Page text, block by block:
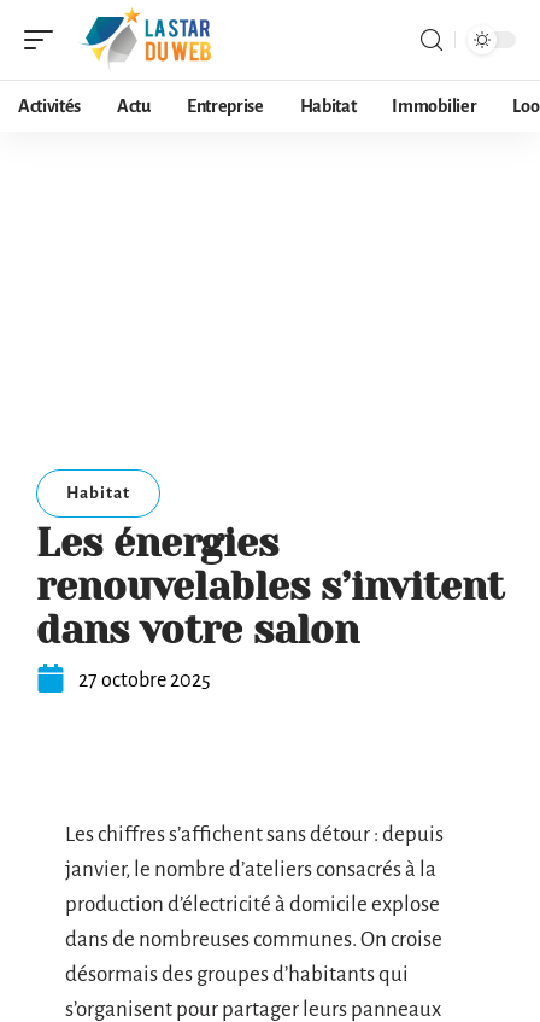
Activités Actu Entreprise Habitat Immobilier
Habitat
Les énergies
renouvelables s’invitent
dans votre salon
27 octobre 2025
Les chiffres s’affichent sans détour : depuis
janvier, le nombre d’ateliers consacrés à la
production d’électricité à domicile explose
dans de nombreuses communes. On croise
désormais des groupes d’habitants qui
s’organisent pour partager leurs panneaux